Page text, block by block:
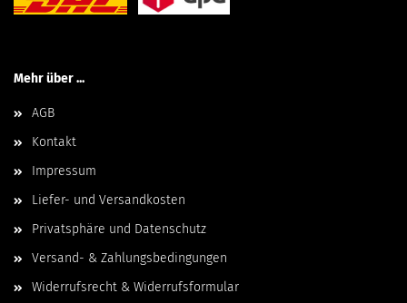
Mehr über ...
AGB
Kontakt
Impressum
Liefer- und Versandkosten
Privatsphäre und Datenschutz
Versand- & Zahlungsbedingungen
Widerrufsrecht & Widerrufsformular